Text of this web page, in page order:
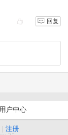
回复
用户中心
注册